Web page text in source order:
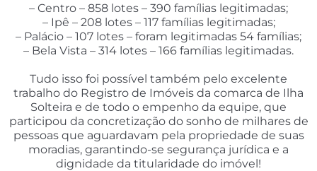
– Centro – 858 lotes – 390 famílias legitimadas;
– Ipê – 208 lotes – 117 famílias legitimadas;
– Palácio – 107 lotes – foram legitimadas 54 famílias;
– Bela Vista – 314 lotes – 166 famílias legitimadas.
Tudo isso foi possível também pelo excelente
trabalho do Registro de Imóveis da comarca de Ilha
Solteira e de todo o empenho da equipe, que
participou da concretização do sonho de milhares de
pessoas que aguardavam pela propriedade de suas
moradias, garantindo-se segurança jurídica e a
dignidade da titularidade do imóvel!